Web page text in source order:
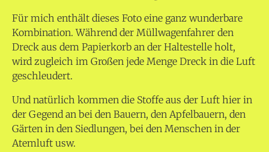
Für mich enthält dieses Foto eine ganz wunderbare
Kombination. Während der Müllwagenfahrer den
Dreck aus dem Papierkorb an der Haltestelle holt,
wird zugleich im Großen jede Menge Dreck in die Luft
geschleudert.
Und natürlich kommen die Stoffe aus der Luft hier in
der Gegend an bei den Bauern, den Apfelbauern, den
Gärten in den Siedlungen, bei den Menschen in der
Atemluft usw.